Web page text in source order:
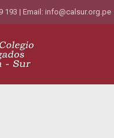
193 | Email: info@calsur.org.pe